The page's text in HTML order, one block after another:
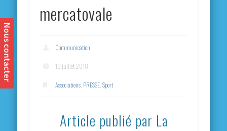
mercatovale
Communication
13 juillet 2018
Associations PRESSE ,Sport
Article publié par La